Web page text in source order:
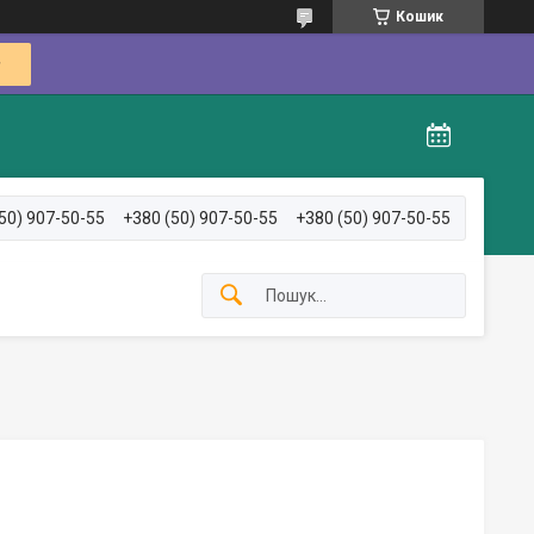
Кошик
907-50-55 +380 (50) 907-50-55 +380 (50) 907-50-55